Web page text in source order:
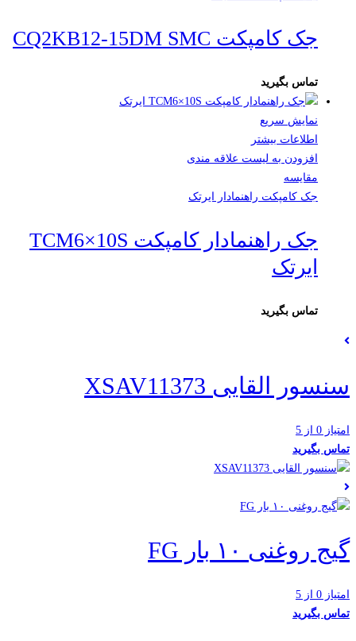
جک کامپکت CQ2KB12-15DM SMC
تماس بگیرید
نمایش سریع
اطلاعات بیشتر
افزودن به لیست علاقه مندی
مقایسه
جک کامپکت راهنمادار ایرتک
جک راهنمادار کامپکت TCM6×10S
ایرتک
تماس بگیرید
سنسور القایی XSAV11373
امتیاز 0 از 5
تماس بگیرید
گیج روغنی ۱۰ بار FG
امتیاز 0 از 5
تماس بگیرید